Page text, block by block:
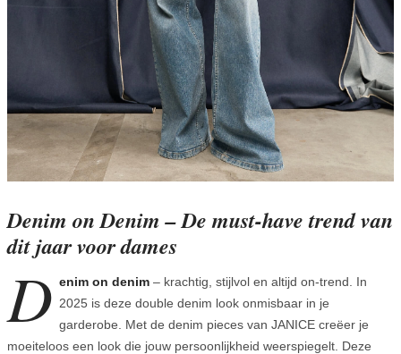
Denim on Denim – De must-have trend van
dit jaar voor dames
D enim on denim – krachtig, stijlvol en altijd on-trend. In
2025 is deze double denim look onmisbaar in je
garderobe. Met de denim pieces van JANICE creëer je
moeiteloos een look die jouw persoonlijkheid weerspiegelt. Deze